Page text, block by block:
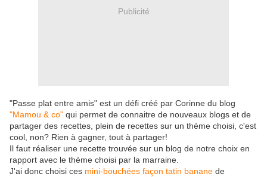
Publicité
"Passe plat entre amis" est un défi créé par Corinne du blog
"Mamou & co" qui permet de connaitre de nouveaux blogs et de
partager des recettes, plein de recettes sur un thème choisi, c'est
cool, non? Rien à gagner, tout à partager!
Il faut réaliser une recette trouvée sur un blog de notre choix en
rapport avec le thème choisi par la marraine.
J'ai donc choisi ces mini-bouchées façon tatin banane de